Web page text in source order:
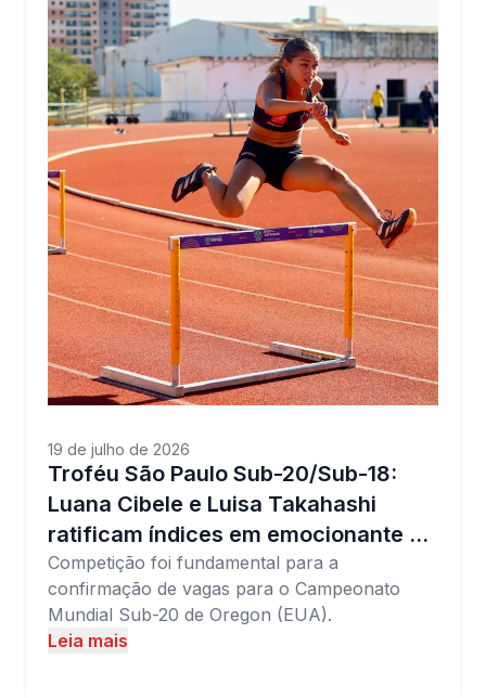
19 de julho de 2026
Troféu São Paulo Sub-20/Sub-18:
Luana Cibele e Luisa Takahashi
ratificam índices em emocionante …
Competição foi fundamental para a
confirmação de vagas para o Campeonato
Mundial Sub-20 de Oregon (EUA).
Leia mais